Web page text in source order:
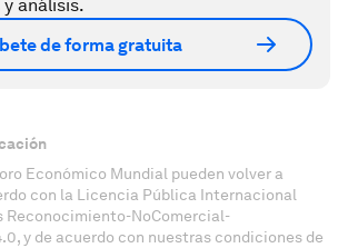
análisis.
de forma gratuita
Económico Mundial pueden volver a
con la Licencia Pública Internacional
Reconocimiento-NoComercial-
y de acuerdo con nuestras condiciones de